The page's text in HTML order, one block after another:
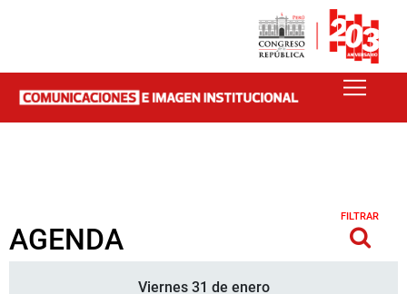
AGENDA
FILTRAR
Viernes 31 de enero